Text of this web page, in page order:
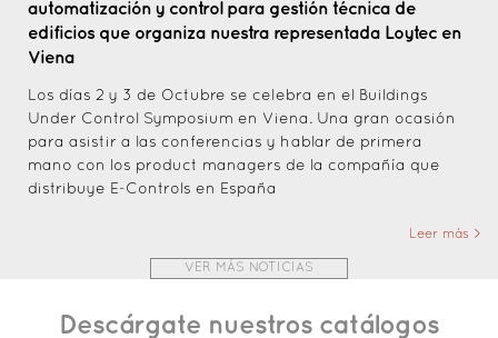
automatización y control para gestión técnica de
edificios que organiza nuestra representada Loytec en
Viena
Los días 2 y 3 de Octubre se celebra en el Buildings
Under Control Symposium en Viena. Una gran ocasión
para asistir a las conferencias y hablar de primera
mano con los product managers de la compañía que
distribuye E-Controls en España
Leer más >
VER MÁS NOTICIAS
Descárgate nuestros catálogos